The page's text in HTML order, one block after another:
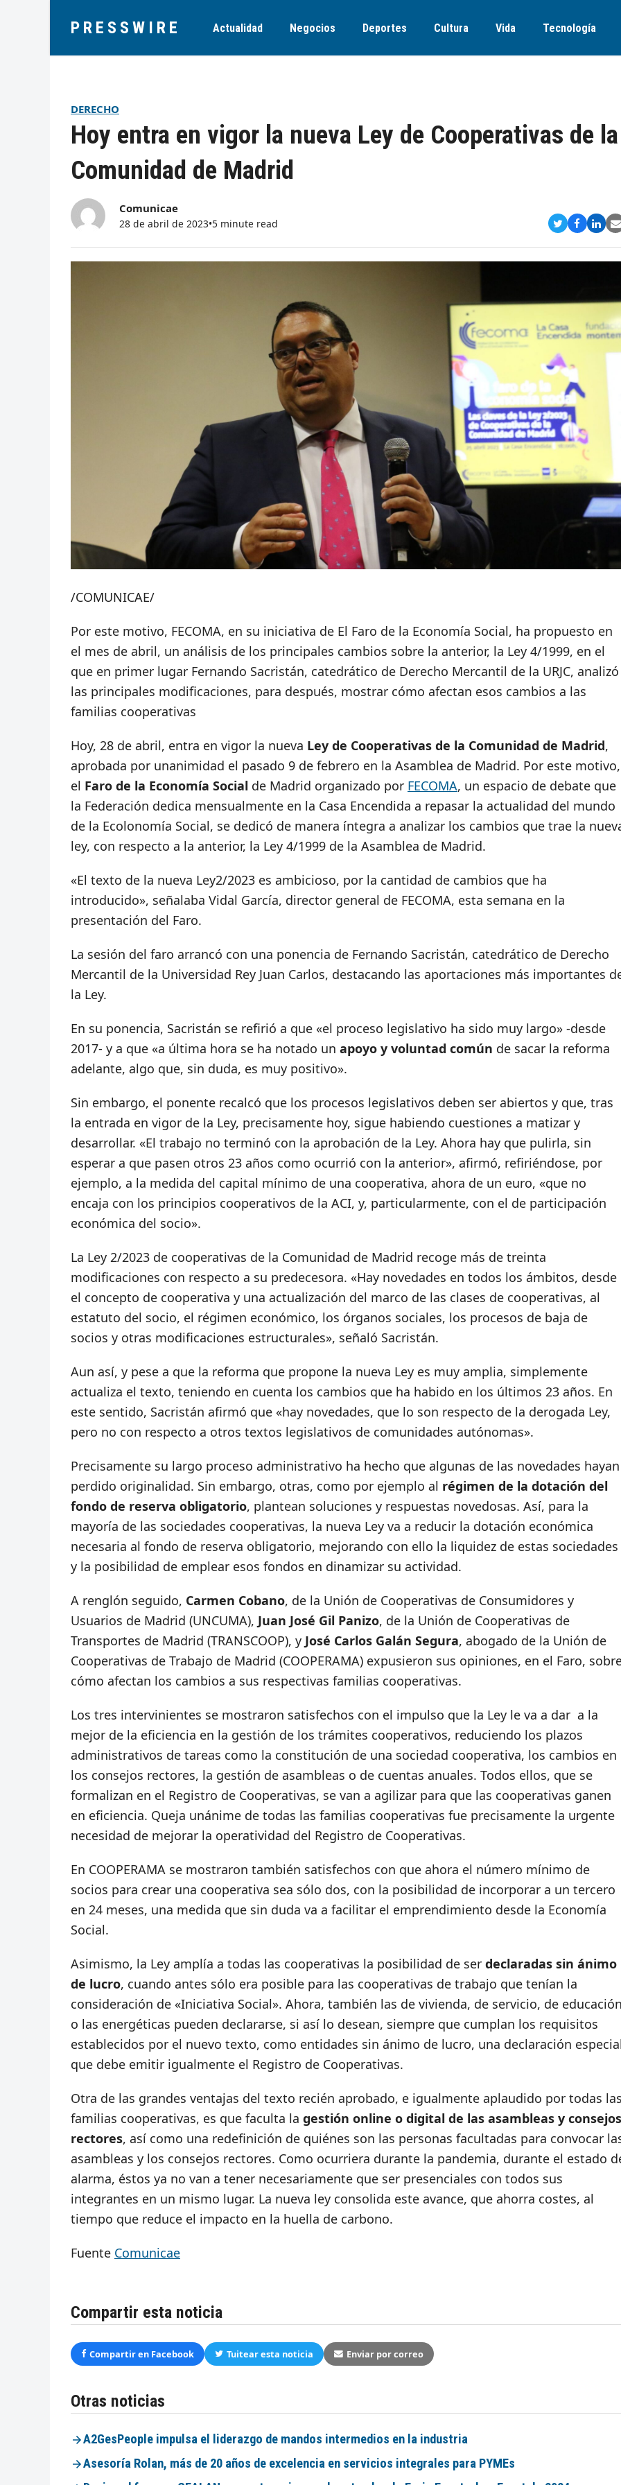
PRESSWIRE Actualidad Negocios Deportes Cultura Vida Tecnología
DERECHO
Hoy entra en vigor la nueva Ley de Cooperativas de la
Comunidad de Madrid
Comunicae
28 de abril de 2023•5 minute read Compartir
Twitter
/COMUNICAE/
Por este motivo, FECOMA, en su iniciativa de El Faro de la Economía Social, ha propuesto en
el mes de abril, un análisis de los principales cambios sobre la anterior, la Ley 4/1999, en el
que en primer lugar Fernando Sacristán, catedrático de Derecho Mercantil de la URJC, analizó
las principales modificaciones, para después, mostrar cómo afectan esos cambios a las
familias cooperativas
Hoy, 28 de abril, entra en vigor la nueva Ley de Cooperativas de la Comunidad de Madrid,
aprobada por unanimidad el pasado 9 de febrero en la Asamblea de Madrid. Por este motivo,
el Faro de la Economía Social de Madrid organizado por FECOMA, un espacio de debate que
la Federación dedica mensualmente en la Casa Encendida a repasar la actualidad del mundo
de la Ecolonomía Social, se dedicó de manera íntegra a analizar los cambios que trae la
ley, con respecto a la anterior, la Ley 4/1999 de la Asamblea de Madrid.
«El texto de la nueva Ley2/2023 es ambicioso, por la cantidad de cambios que ha
introducido», señalaba Vidal García, director general de FECOMA, esta semana en la
presentación del Faro.
La sesión del faro arrancó con una ponencia de Fernando Sacristán, catedrático de Derecho
Mercantil de la Universidad Rey Juan Carlos, destacando las aportaciones más importantes
la Ley.
En su ponencia, Sacristán se refirió a que «el proceso legislativo ha sido muy largo» -desde
2017- y a que «a última hora se ha notado un apoyo y voluntad común de sacar la reforma
adelante, algo que, sin duda, es muy positivo».
Sin embargo, el ponente recalcó que los procesos legislativos deben ser abiertos y que, tras
la entrada en vigor de la Ley, precisamente hoy, sigue habiendo cuestiones a matizar y
desarrollar. «El trabajo no terminó con la aprobación de la Ley. Ahora hay que pulirla, sin
esperar a que pasen otros 23 años como ocurrió con la anterior», afirmó, refiriéndose, por
ejemplo, a la medida del capital mínimo de una cooperativa, ahora de un euro, «que no
encaja con los principios cooperativos de la ACI, y, particularmente, con el de participación
económica del socio».
La Ley 2/2023 de cooperativas de la Comunidad de Madrid recoge más de treinta
modificaciones con respecto a su predecesora. «Hay novedades en todos los ámbitos, desde
el concepto de cooperativa y una actualización del marco de las clases de cooperativas, al
estatuto del socio, el régimen económico, los órganos sociales, los procesos de baja de
socios y otras modificaciones estructurales», señaló Sacristán.
Aun así, y pese a que la reforma que propone la nueva Ley es muy amplia, simplemente
actualiza el texto, teniendo en cuenta los cambios que ha habido en los últimos 23 años. En
este sentido, Sacristán afirmó que «hay novedades, que lo son respecto de la derogada Ley,
pero no con respecto a otros textos legislativos de comunidades autónomas».
Precisamente su largo proceso administrativo ha hecho que algunas de las novedades hayan
perdido originalidad. Sin embargo, otras, como por ejemplo al régimen de la dotación del
fondo de reserva obligatorio, plantean soluciones y respuestas novedosas. Así, para la
mayoría de las sociedades cooperativas, la nueva Ley va a reducir la dotación económica
necesaria al fondo de reserva obligatorio, mejorando con ello la liquidez de estas sociedades
y la posibilidad de emplear esos fondos en dinamizar su actividad.
A renglón seguido, Carmen Cobano, de la Unión de Cooperativas de Consumidores y
Usuarios de Madrid (UNCUMA), Juan José Gil Panizo, de la Unión de Cooperativas de
Transportes de Madrid (TRANSCOOP), y José Carlos Galán Segura, abogado de la Unión de
Cooperativas de Trabajo de Madrid (COOPERAMA) expusieron sus opiniones, en el Faro,
cómo afectan los cambios a sus respectivas familias cooperativas.
Los tres intervinientes se mostraron satisfechos con el impulso que la Ley le va a dar a la
mejor de la eficiencia en la gestión de los trámites cooperativos, reduciendo los plazos
administrativos de tareas como la constitución de una sociedad cooperativa, los cambios en
los consejos rectores, la gestión de asambleas o de cuentas anuales. Todos ellos, que se
formalizan en el Registro de Cooperativas, se van a agilizar para que las cooperativas ganen
en eficiencia. Queja unánime de todas las familias cooperativas fue precisamente la urgente
necesidad de mejorar la operatividad del Registro de Cooperativas.
En COOPERAMA se mostraron también satisfechos con que ahora el número mínimo de
socios para crear una cooperativa sea sólo dos, con la posibilidad de incorporar a un tercero
en 24 meses, una medida que sin duda va a facilitar el emprendimiento desde la Economía
Social.
Asimismo, la Ley amplía a todas las cooperativas la posibilidad de ser declaradas sin ánimo
de lucro, cuando antes sólo era posible para las cooperativas de trabajo que tenían la
consideración de «Iniciativa Social». Ahora, también las de vivienda, de servicio, de
o las energéticas pueden declararse, si así lo desean, siempre que cumplan los requisitos
establecidos por el nuevo texto, como entidades sin ánimo de lucro, una declaración
que debe emitir igualmente el Registro de Cooperativas.
Otra de las grandes ventajas del texto recién aprobado, e igualmente aplaudido por todas
familias cooperativas, es que faculta la gestión online o digital de las asambleas y consejos
rectores, así como una redefinición de quiénes son las personas facultadas para convocar
asambleas y los consejos rectores. Como ocurriera durante la pandemia, durante el estado
alarma, éstos ya no van a tener necesariamente que ser presenciales con todos sus
integrantes en un mismo lugar. La nueva ley consolida este avance, que ahorra costes, al
tiempo que reduce el impacto en la huella de carbono.
Fuente Comunicae
Compartir esta noticia
Compartir en Facebook Tuitear esta noticia Enviar por correo
Otras noticias
A2GesPeople impulsa el liderazgo de mandos intermedios en la industria
Asesoría Rolan, más de 20 años de excelencia en servicios integrales para PYMEs